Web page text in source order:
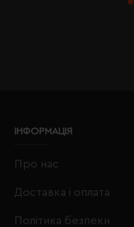
ІНФОРМАЦІЯ
Про нас
Доставка і оплата
Політика безпеки